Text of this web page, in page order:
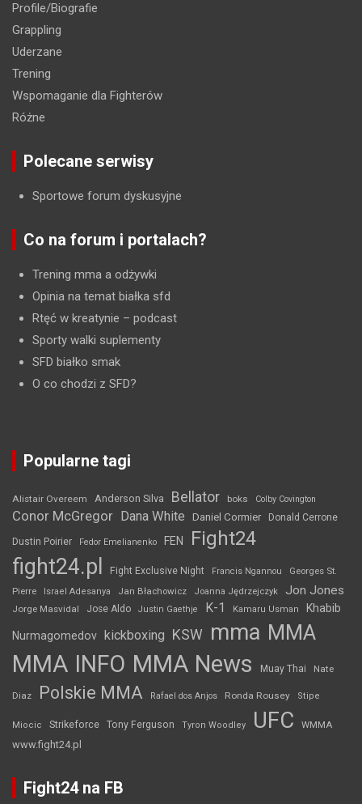
Profile/Biografie
Grappling
Uderzane
Trening
Wspomaganie dla Fighterów
Różne
Polecane serwisy
Sportowe forum dyskusyjne
Co na forum i portalach?
Trening mma a odżywki
Opinia na temat białka sfd
Rtęć w kreatynie – podcast
Sporty walki suplementy
SFD białko smak
O co chodzi z SFD?
Popularne tagi
Alistair Overeem Anderson Silva Bellator boks Colby Covington
Conor McGregor Dana White Daniel Cormier Donald Cerrone
Dustin Poirier Fedor Emelianenko FEN Fight24
fight24.pl Fight Exclusive Night Francis Ngannou
Georges St.
Pierre
Israel Adesanya Jan Błachowicz Joanna Jędrzejczyk Jon Jones
Jorge Masvidal Jose Aldo Justin Gaethje K-1 Kamaru Usman Khabib
Nurmagomedov kickboxing KSW mma MMA
MMA INFO MMA News Muay Thai Nate
Diaz Polskie MMA Rafael dos Anjos Ronda Rousey Stipe
Miocic Strikeforce Tony Ferguson Tyron Woodley UFC WMMA
www.fight24.pl
Fight24 na FB